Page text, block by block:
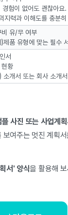
경험이 없어도 괜찮아요
지력과 이해도를 충분
유/무 여부
제품 유형에 맞는 필수
서
황
소개서 또는 회사 소개서
플 사진 또는 사업계
여주는 멋진 계획
서' 양식을 활용해